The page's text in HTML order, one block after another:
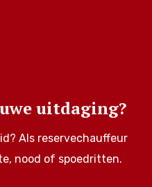
uitdaging?
Als reservechauffeur
nood of spoedritten.